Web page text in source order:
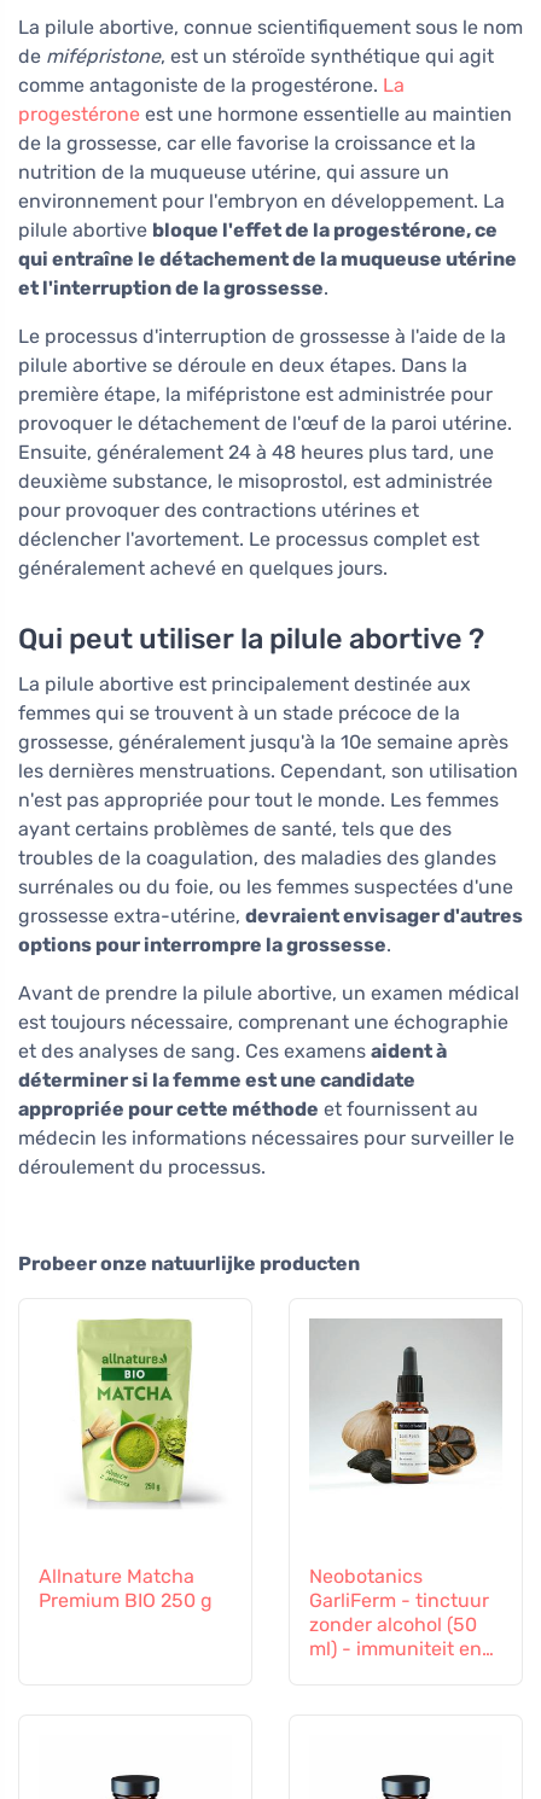
La pilule abortive, connue scientifiquement sous le nom
de mifépristone, est un stéroïde synthétique qui agit
comme antagoniste de la progestérone. La
progestérone est une hormone essentielle au maintien
de la grossesse, car elle favorise la croissance et la
nutrition de la muqueuse utérine, qui assure un
environnement pour l'embryon en développement. La
pilule abortive bloque l'effet de la progestérone, ce
qui entraîne le détachement de la muqueuse utérine
et l'interruption de la grossesse.
Le processus d'interruption de grossesse à l'aide de la
pilule abortive se déroule en deux étapes. Dans la
première étape, la mifépristone est administrée pour
provoquer le détachement de l'œuf de la paroi utérine.
Ensuite, généralement 24 à 48 heures plus tard, une
deuxième substance, le misoprostol, est administrée
pour provoquer des contractions utérines et
déclencher l'avortement. Le processus complet est
généralement achevé en quelques jours.
Qui peut utiliser la pilule abortive ?
La pilule abortive est principalement destinée aux
femmes qui se trouvent à un stade précoce de la
grossesse, généralement jusqu'à la 10e semaine après
les dernières menstruations. Cependant, son utilisation
n'est pas appropriée pour tout le monde. Les femmes
ayant certains problèmes de santé, tels que des
troubles de la coagulation, des maladies des glandes
surrénales ou du foie, ou les femmes suspectées d'une
grossesse extra-utérine, devraient envisager d'autres
options pour interrompre la grossesse.
Avant de prendre la pilule abortive, un examen médical
est toujours nécessaire, comprenant une échographie
et des analyses de sang. Ces examens aident à
déterminer si la femme est une candidate
appropriée pour cette méthode et fournissent au
médecin les informations nécessaires pour surveiller le
déroulement du processus.
Probeer onze natuurlijke producten
Allnature Matcha
Premium BIO 250 g
Neobotanics
GarliFerm - tinctuur
zonder alcohol (50
ml) - immuniteit en